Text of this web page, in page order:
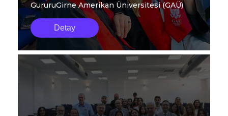
GururuGirne Amerikan Üniversitesi (GAÜ)
Hukuk Fakültesi...
Detay